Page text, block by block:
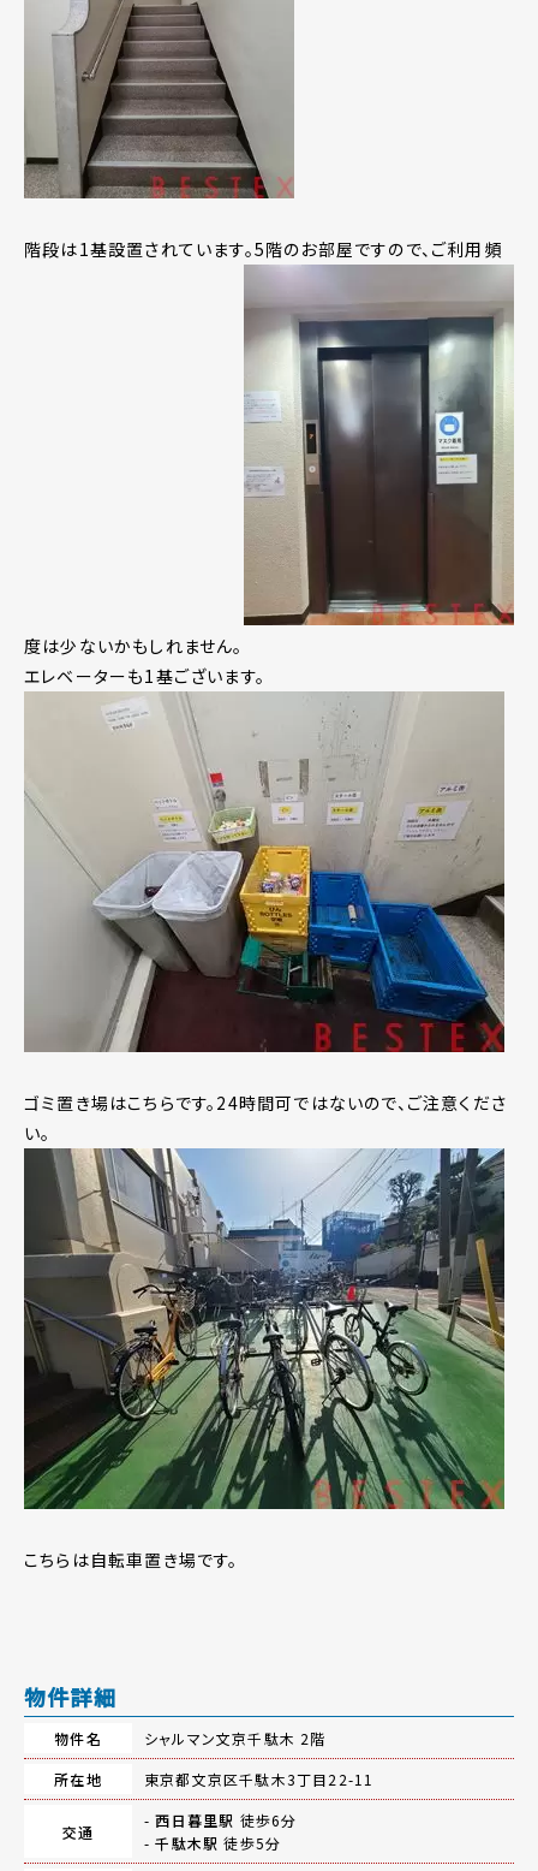
階段は1基設置されています。5階のお部屋ですので、ご利用頻
度は少ないかもしれません。
エレベーターも1基ございます。
ゴミ置き場はこちらです。24時間可ではないので、ご注意くださ
い。
こちらは自転車置き場です。
物件詳細
物件名
シャルマン文京千駄木 2階
所在地
東京都文京区千駄木3丁目22-11
交通
-西日暮里駅 徒歩6分
-千駄木駅 徒歩5分